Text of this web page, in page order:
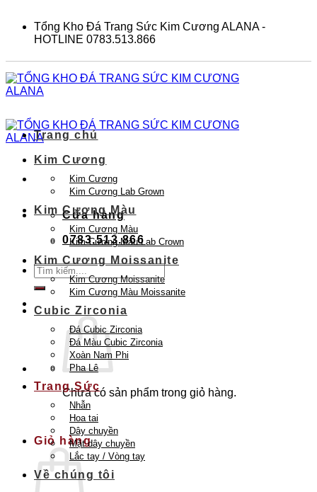
content
Tổng Kho Đá Trang Sức Kim Cương ALANA -
HOTLINE 0783.513.866
Cửa hàng
0783.513.866
Tìm
kiếm:
Chưa có sản phẩm trong giỏ hàng.
Quay trở lại cửa hàng
Giỏ hàng
Trang chủ
Kim Cương
Kim Cương
Kim Cương Lab Grown
Kim Cương Màu
Kim Cương Màu
Kim Cương Màu Lab Crown
Kim Cương Moissanite
Kim Cương Moissanite
Kim Cương Màu Moissanite
Cubic Zirconia
Đá Cubic Zirconia
Đá Màu Cubic Zirconia
Xoàn Nam Phi
Pha Lê
Trang Sức
Nhẫn
Hoa tai
Dây chuyền
Mặt dây chuyền
Lắc tay / Vòng tay
Về chúng tôi